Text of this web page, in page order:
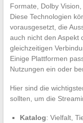
Formate, Dolby
Diese Technologien
vorausgesetzt, die
auch nicht den Aspekt
gleichzeitigen
Einige Plattformen
Nutzungen ein oder
Hier sind die
sollten, um die
Katalog: Vielfalt,